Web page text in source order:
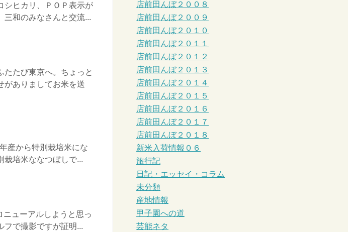
シヒカリ、ＰＯＰ表示が
三和のみなさんと交流...
たたび東京へ。ちょっと
がありましてお米を送
産から特別栽培米にな
栽培米ななつぼしで...
ューアルしようと思っ
フで撮影ですが証明...
店前田んぼ２００８
店前田んぼ２００９
店前田んぼ２０１０
店前田んぼ２０１１
店前田んぼ２０１２
店前田んぼ２０１３
店前田んぼ２０１４
店前田んぼ２０１５
店前田んぼ２０１６
店前田んぼ２０１７
店前田んぼ２０１８
新米入荷情報０６
旅行記
日記・エッセイ・コラム
未分類
産地情報
甲子園への道
芸能ネタ